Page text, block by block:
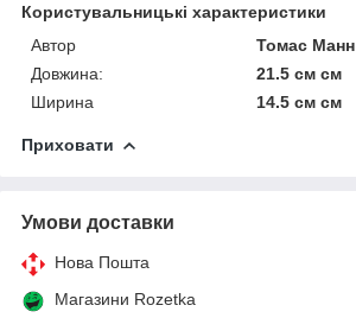
Користувальницькі характеристики
Автор
Томас Манн
Довжина:
21.5 см см
Ширина
14.5 см см
Приховати
Умови доставки
Нова Пошта
Магазини Rozetka